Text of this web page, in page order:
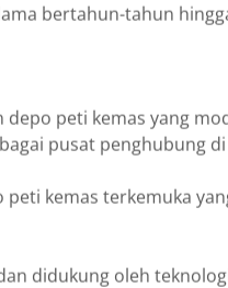
bertahun-tahun
peti kemas yang
pusat penghubung
kemas terkemuka
didukung oleh